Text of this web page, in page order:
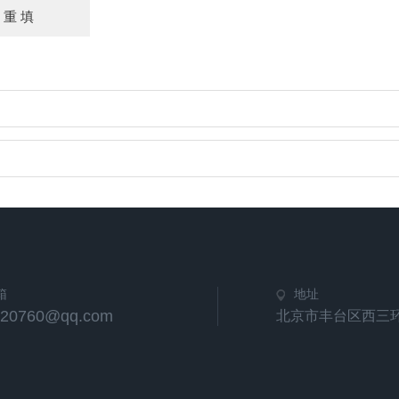
地址
北京市丰台区西三